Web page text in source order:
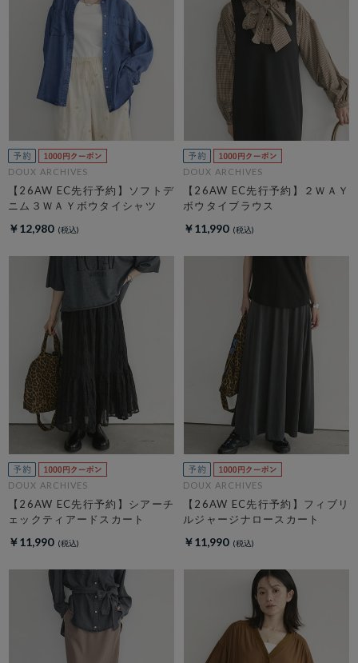
DOUX ARCHIVES
【26AW EC先行予約】ソフトデ
ニム３ＷＡＹボウタイシャツ
￥12,980
DOUX ARCHIVES
【26AW EC先行予約】２ＷＡＹ
ボウタイブラウス
￥11,990
DOUX ARCHIVES
【26AW EC先行予約】シアーチ
ェックティアードスカート
￥11,990
DOUX ARCHIVES
【26AW EC先行予約】フィブリ
ルジャージナロースカート
￥11,990